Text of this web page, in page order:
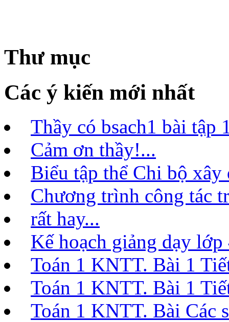
Thư mục
Các ý kiến mới nhất
Thầy có bsach1 bài tập
Cảm ơn thầy!...
Biểu tập thể Chi bộ
Chương trình công tác
rất hay...
Kế hoạch giảng dạy
Toán 1 KNTT. Bài 1
Toán 1 KNTT. Bài 1
Toán 1 KNTT. Bài Các